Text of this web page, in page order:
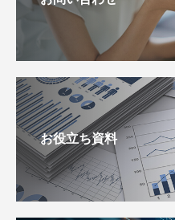
お役立ち資料